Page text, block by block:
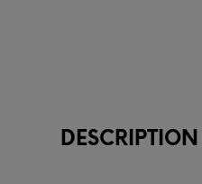
DESCRIPTION